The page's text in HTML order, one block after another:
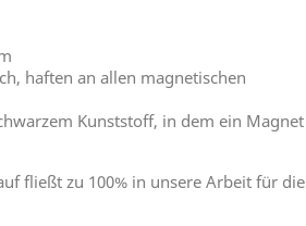
haften an allen magnetischen
Kunststoff, in dem ein Magnet
fließt zu 100% in unsere Arbeit für die